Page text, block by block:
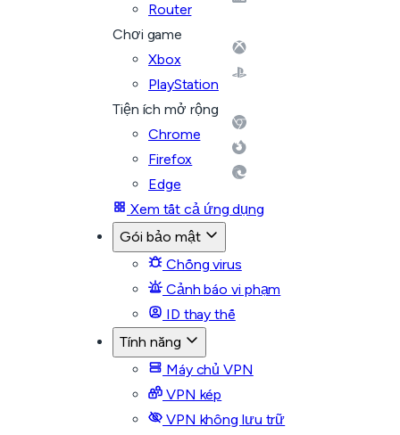
Router
Chơi game
Xbox
PlayStation
Tiện ích mở rộng
Chrome
Firefox
Edge
Xem tất cả ứng dụng
Gói bảo mật
Chống virus
Cảnh báo vi phạm
ID thay thế
Tính năng
Máy chủ VPN
VPN kép
VPN không lưu trữ